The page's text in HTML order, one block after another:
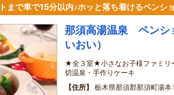
まで車で15分以内♪ホッと落ち着けるペンシ
那須高湯温泉 ペンシ
いおい）
★全３室★小さなお子様ファミリ
切温泉・手作りケーキ
住所
栃木県那須郡那須町湯本